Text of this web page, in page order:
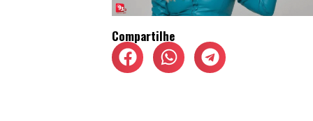
Compartilhe